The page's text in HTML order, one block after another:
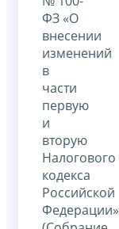
ФЗ «О
внесении
изменений
в
части
первую
и
вторую
Налогового
кодекса
Российской
Федерации»